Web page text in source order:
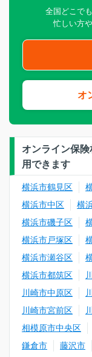
全国どこで
忙しい方
オ
オンライン保
用できます
横浜市鶴見区
横浜市中区
横
横浜市磯子区
横浜市戸塚区
横浜市瀬谷区
横浜市都筑区
川崎市中原区
川崎市宮前区
相模原市中央区
鎌倉市
藤沢市